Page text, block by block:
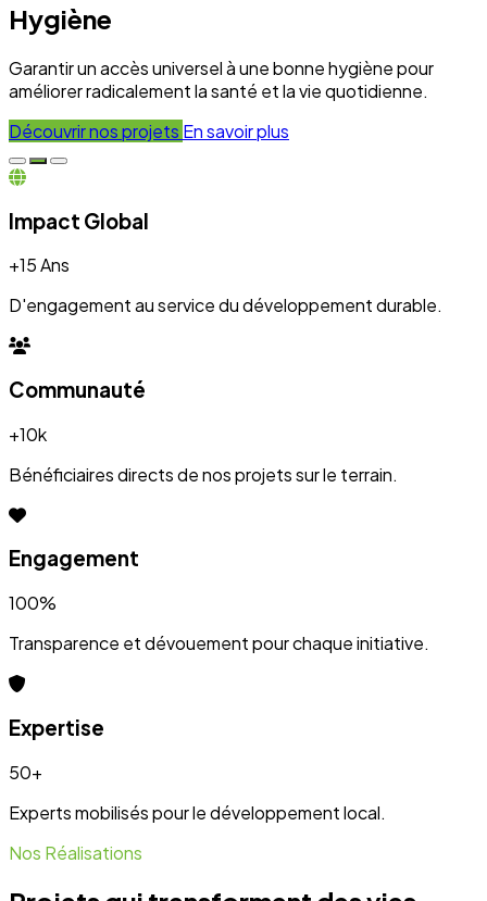
+10k
Bénéficiaires directs de nos projets sur le terrain.
Engagement
Transparence et dévouement pour chaque initiative.
Expertise
Experts mobilisés pour le développement local.
Nos Réalisations
Projets qui transforment des vies